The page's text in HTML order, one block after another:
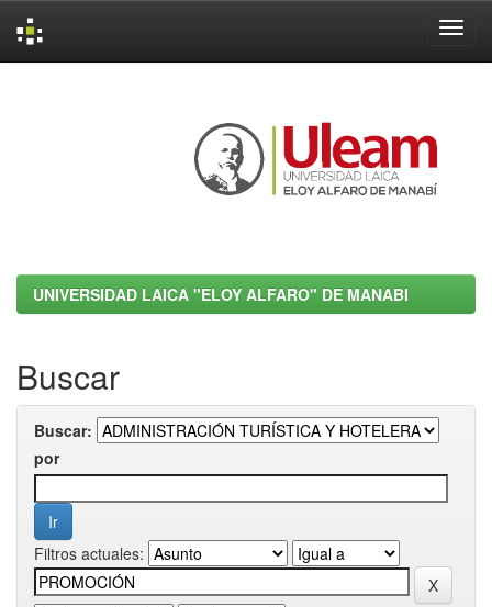
UNIVERSIDAD LAICA "ELOY ALFARO" DE MANABI
Buscar
Buscar:
por
Filtros actuales: